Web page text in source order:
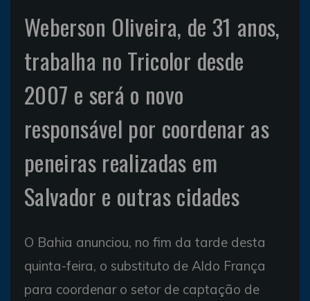
Weberson Oliveira, de 31 anos,
trabalha no Tricolor desde
2007 e será o novo
responsável por coordenar as
peneiras realizadas em
Salvador e outras cidades
O Bahia anunciou, no fim da tarde desta
quinta-feira, o substituto de Aldo França
para coordenar o setor de captação de